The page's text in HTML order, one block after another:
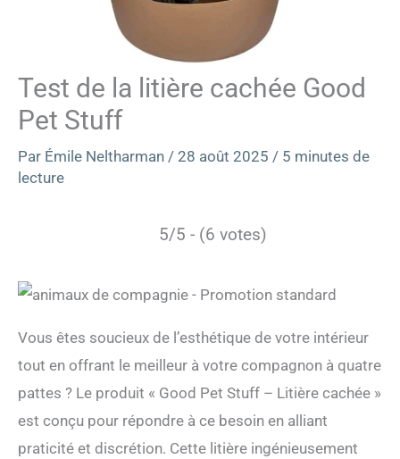
Test de la litière cachée Good
Pet Stuff
Par Émile Neltharman / 28 août 2025 / 5 minutes de
lecture
5/5 - (6 votes)
Vous êtes soucieux de l’esthétique de votre intérieur
tout en offrant le meilleur à votre compagnon à quatre
pattes ? Le produit « Good Pet Stuff – Litière cachée »
est conçu pour répondre à ce besoin en alliant
praticité et discrétion. Cette litière ingénieusement